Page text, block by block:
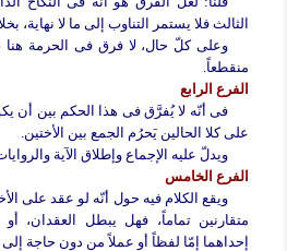
الثالث فلا یستمر التناوب إلى ما لا نهایة،
وعلى کلّ حال، لا فرق فی الحرمة هنا
منقطعاً.
الفرع الرابع
فی أنّه لا یُفرَّق فی هذا الحکم بین أن
على کلا الحالین یَحرُم الجمع بین الأختین.
ویدلّ علیه الإجماع وإطلاق الآیة
الفرع الخامس
ویقع الکلام فیه حول أنّه لو عقد على
متقارنین تماماً، فهل یبطل العقدان،
إحداهما إمّا لفظاً أو عملاً من دون حاجة